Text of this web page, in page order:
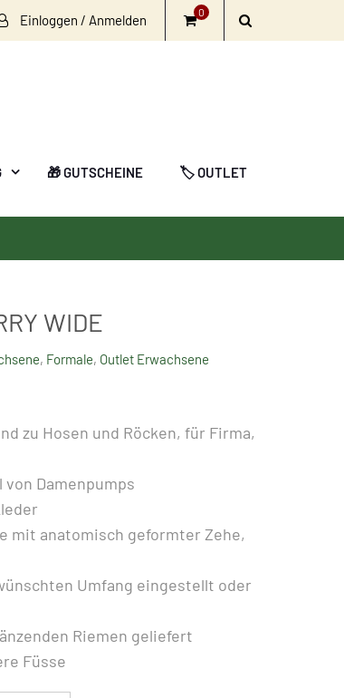
Einloggen / Anmelden 0
🎁 GUTSCHEINE 🏷️ OUTLET
WIDE
, Formale, Outlet Erwachsene
zu Hosen und Röcken, für Firma,
Damenpumps
mit anatomisch geformter Zehe,
Umfang eingestellt oder
Riemen geliefert
Füsse